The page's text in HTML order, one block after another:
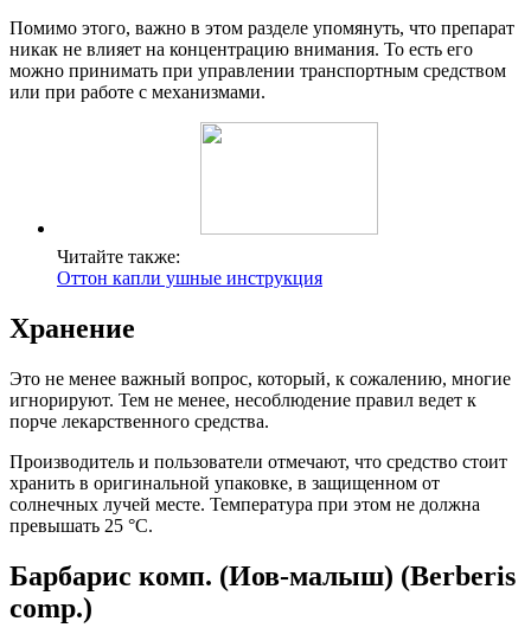
Помимо этого, важно в этом разделе упомянуть, что препарат
никак не влияет на концентрацию внимания. То есть его
можно принимать при управлении транспортным средством
или при работе с механизмами.
Читайте также:
Оттон капли ушные инструкция
Хранение
Это не менее важный вопрос, который, к сожалению, многие
игнорируют. Тем не менее, несоблюдение правил ведет к
порче лекарственного средства.
Производитель и пользователи отмечают, что средство стоит
хранить в оригинальной упаковке, в защищенном от
солнечных лучей месте. Температура при этом не должна
превышать 25 °C.
Барбарис комп. (Иов-малыш) (Berberis
comp.)